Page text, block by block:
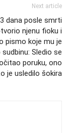
Next article
dana posle smrti
njenu fioku i
pismo koje mu je
Sledio se
poruku, ono
je usledilo šokira